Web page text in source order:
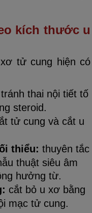
kích thước u
tử cung hiện có
thai nội tiết tố
steroid.
tử cung và cắt u
thiểu: thuyên tắc
thuật siêu âm
hưởng từ.
cắt bỏ u xơ bằng
mạc tử cung.